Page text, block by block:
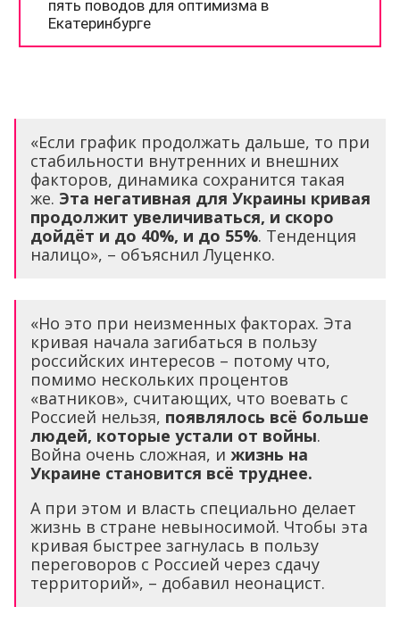
«Если график продолжать дальше, то при
стабильности внутренних и внешних
факторов, динамика сохранится такая
же. Эта негативная для Украины кривая
продолжит увеличиваться, и скоро
дойдёт и до 40%, и до 55%. Тенденция
налицо», – объяснил Луценко.
«Но это при неизменных факторах. Эта
кривая начала загибаться в пользу
российских интересов – потому что,
помимо нескольких процентов
«ватников», считающих, что воевать с
Россией нельзя, появлялось всё больше
людей, которые устали от войны.
Война очень сложная, и жизнь на
Украине становится всё труднее.
А при этом и власть специально делает
жизнь в стране невыносимой. Чтобы эта
кривая быстрее загнулась в пользу
переговоров с Россией через сдачу
территорий», – добавил неонацист.